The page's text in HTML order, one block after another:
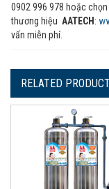
0902 996 978 hoặc
thương hiệu AATECH :
vấn miễn phí.
RELATED